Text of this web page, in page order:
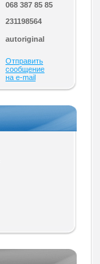
068 387 85 85
231198564
autoriginal
Отправить
сообщение
на e-mail